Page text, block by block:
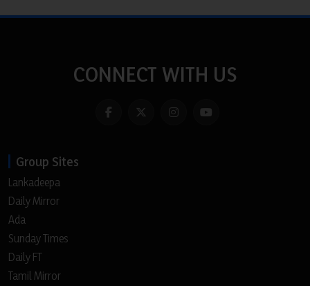
CONNECT WITH US
Group Sites
Lankadeepa
Daily Mirror
Ada
Sunday Times
Daily FT
Tamil Mirror